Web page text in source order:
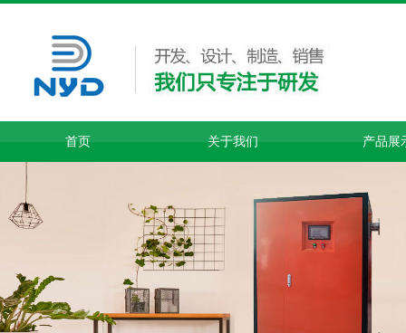
首页 关于我们 产品展